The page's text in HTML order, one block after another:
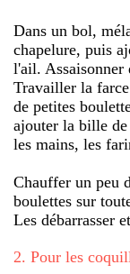
Dans un bol,
chapelure, puis
l'ail. Assaisonner
Travailler la
de petites
ajouter la bille
les mains, les
Chauffer un peu
boulettes sur
Les débarrasser
2. Pour les